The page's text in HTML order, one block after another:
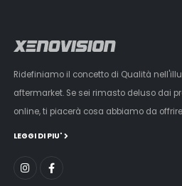
Ridefiniamo il concetto di Qualità
aftermarket. Se sei rimasto deluso dai
online, ti piacerà cosa abbiamo da
LEGGI DI PIU'